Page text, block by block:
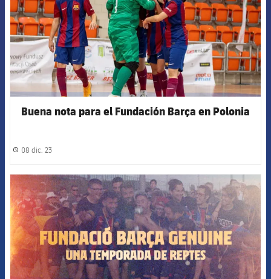
Buena nota para el Fundación Barça en Polonia
label.share.clock
08 dic. 23
FCB Barcelona badge